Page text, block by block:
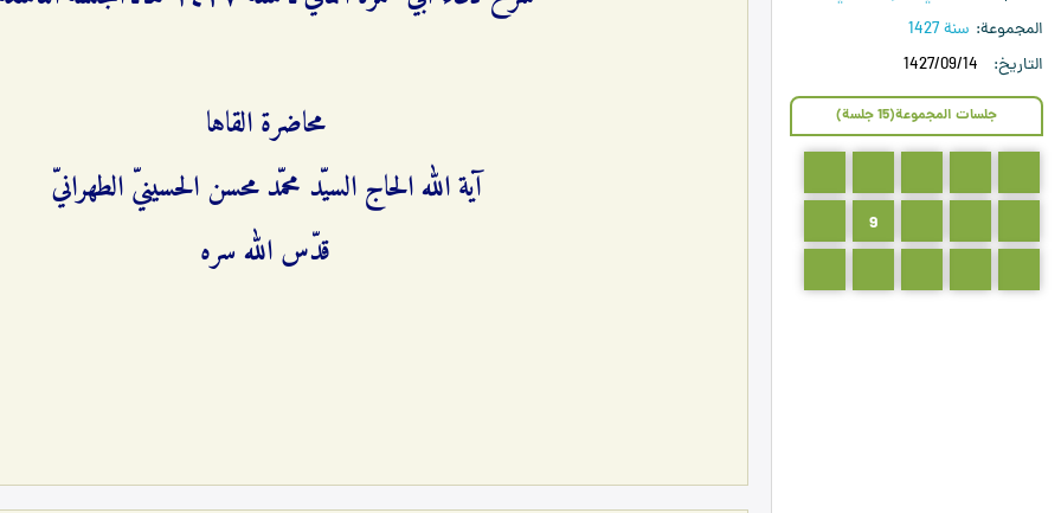
المجموعة سنة 1427
التاريخ
1427/09/14
جلسات المجموعة(15 جلسة)
9
محاضرة القاها
آية الله الحاج السيّد محمّد محسن الحسينيّ الطهرانيّ
قدّس الله سره